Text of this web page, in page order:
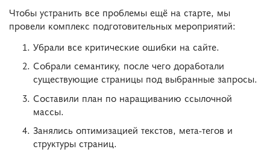
Чтобы устранить все проблемы ещё на старте, мы
провели комплекс подготовительных мероприятий:
Убрали все критические ошибки на сайте.
Собрали семантику, после чего доработали
существующие страницы под выбранные запросы.
Составили план по наращиванию ссылочной
массы.
Занялись оптимизацией текстов, мета-тегов и
структуры страниц.